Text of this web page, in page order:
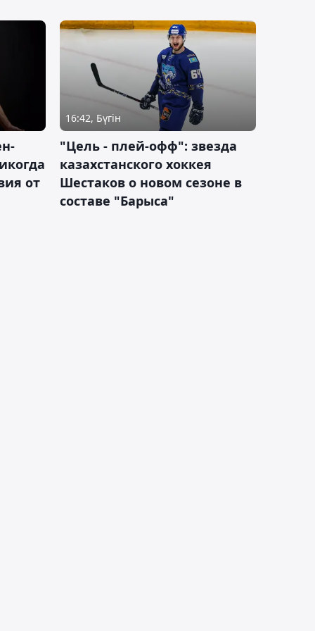
от
16:42, Бүгін
"Цель - плей-офф": звезда
казахстанского хоккея
Шестаков о новом сезоне в
составе "Барыса"